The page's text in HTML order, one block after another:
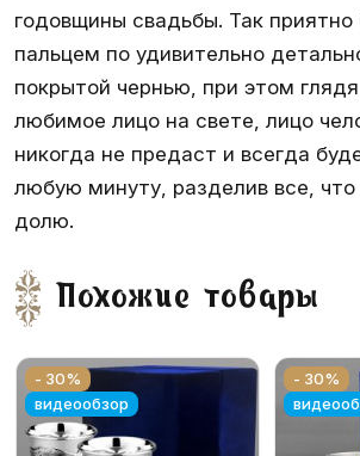
годовщины свадьбы. Так приятно
пальцем по удивительно
покрытой чернью, при этом
любимое лицо на свете, лицо
никогда не предаст и всегда
любую минуту, разделив все,
долю.
Похожие товары
- 30%
видеообзор
- 30%